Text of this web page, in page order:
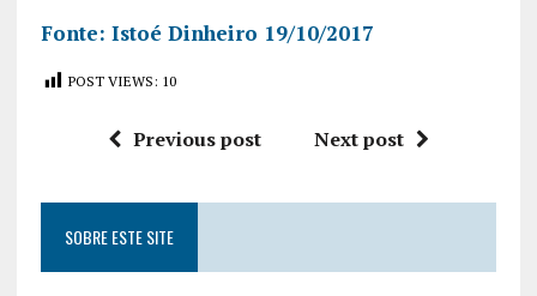
Fonte: Istoé Dinheiro 19/10/2017
POST VIEWS: 10
Previous post Next post
SOBRE ESTE SITE